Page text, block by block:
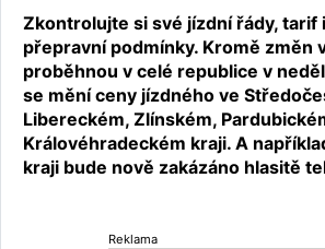
Zkontrolujte si své jízdní řády, tarif
přepravní podmínky. Kromě změn
proběhnou v celé republice v
se mění ceny jízdného ve
Libereckém, Zlínském,
Královéhradeckém kraji. A
kraji bude nově zakázáno hlasitě
Reklama